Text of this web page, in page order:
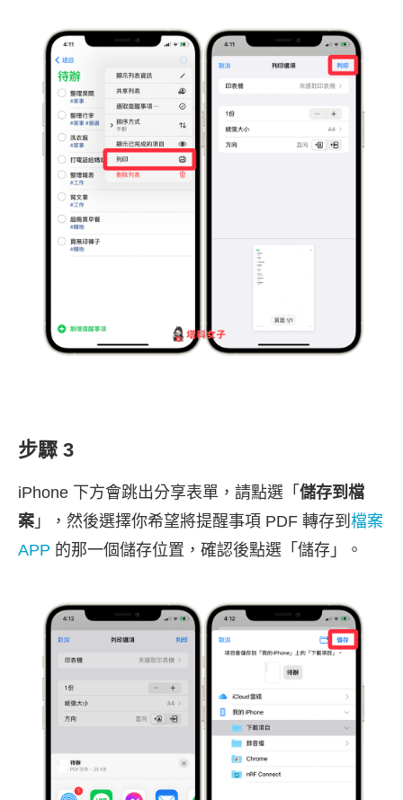
步驟 3
iPhone 下方會跳出分享表單，請點選「 儲存到檔
案 」，然後選擇你希望將提醒事項 PDF 轉存到 檔案
APP 的那一個儲存位置，確認後點選「儲存」。